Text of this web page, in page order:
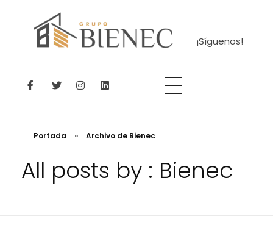
¡Síguenos!
Portada » Archivo de Bienec
All posts by : Bienec